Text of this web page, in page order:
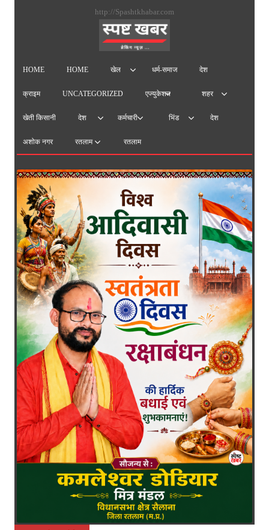
http://Spashtkhabar.com
HOME HOME खेल धर्म-समाज देश
क्राइम UNCATEGORIZED एज्युकेशन शहर
खेती किसानी देश कर्मचारी भिंड देश
अशोक नगर रतलाम रतलाम